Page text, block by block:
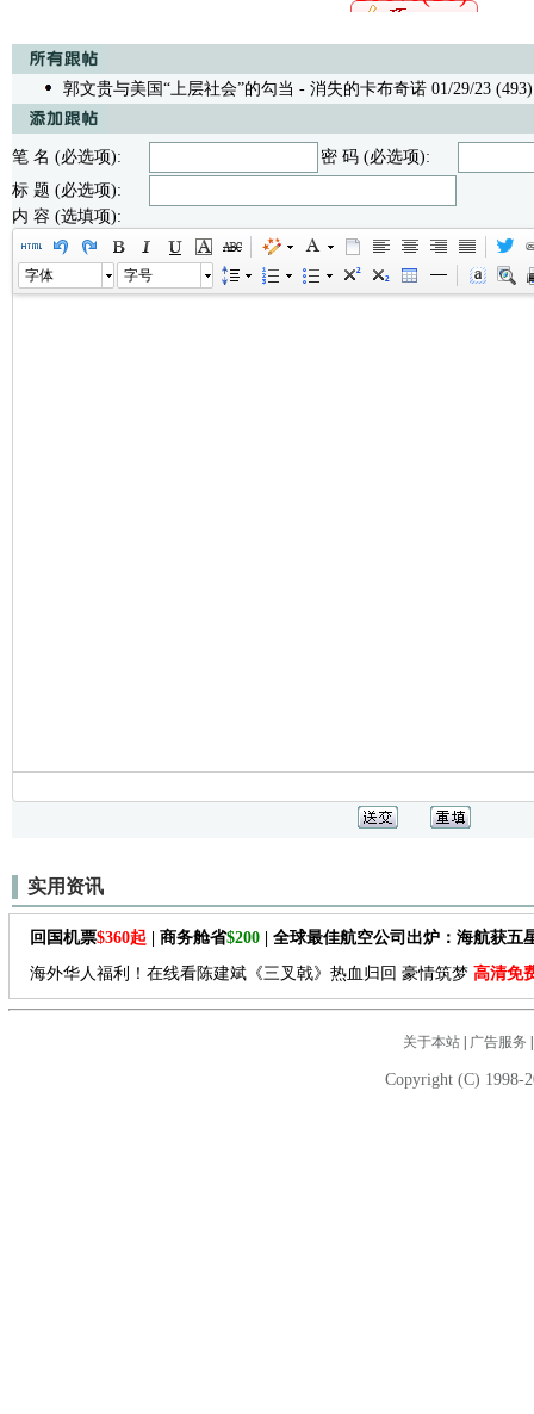
郭文贵与美国“上层社会”的勾当 - 消失的卡布奇诺 01/29/23 (493)
笔 名 (必选项):
密 码 (必选项):
标 题 (必选项):
内 容 (选填项):
字体 字号
实用资讯
回国机票$360起 | 商务舱省$200 | 全球最佳航空公司出炉：海航获五
海外华人福利！在线看陈建斌《三叉戟》热血归回 豪情筑梦 高清免
关于本站| 广告服务
Copyright (C) 1998-